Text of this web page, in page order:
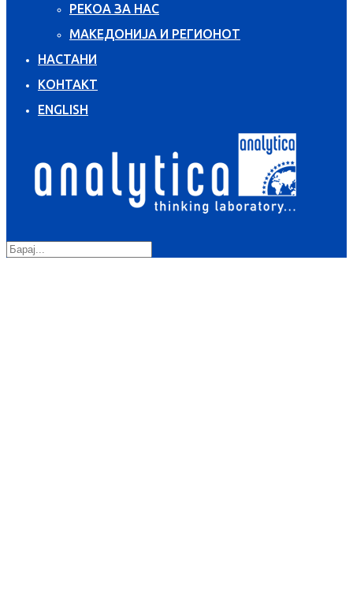
РЕКОА ЗА НАС
МАКЕДОНИЈА И РЕГИОНОТ
НАСТАНИ
КОНТАКТ
ENGLISH